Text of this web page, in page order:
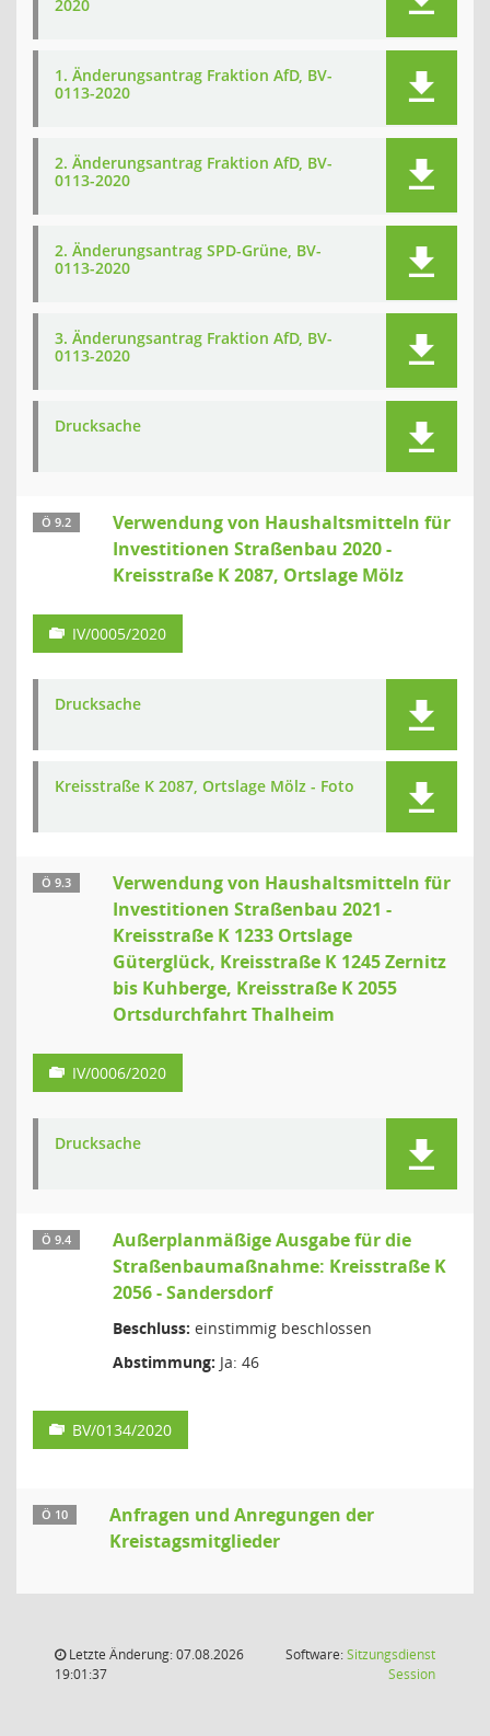
2020
1. Änderungsantrag Fraktion AfD, BV-
0113-2020
2. Änderungsantrag Fraktion AfD, BV-
0113-2020
2. Änderungsantrag SPD-Grüne, BV-
0113-2020
3. Änderungsantrag Fraktion AfD, BV-
0113-2020
Drucksache
Ö 9.2
Verwendung von Haushaltsmitteln für
Investitionen Straßenbau 2020 -
Kreisstraße K 2087, Ortslage Mölz
IV/0005/2020
Drucksache
Kreisstraße K 2087, Ortslage Mölz - Foto
Ö 9.3
Verwendung von Haushaltsmitteln für
Investitionen Straßenbau 2021 -
Kreisstraße K 1233 Ortslage
Güterglück, Kreisstraße K 1245 Zernitz
bis Kuhberge, Kreisstraße K 2055
Ortsdurchfahrt Thalheim
IV/0006/2020
Drucksache
Ö 9.4
Außerplanmäßige Ausgabe für die
Straßenbaumaßnahme: Kreisstraße K
2056 - Sandersdorf
Beschluss: einstimmig beschlossen
Abstimmung: Ja: 46
BV/0134/2020
Ö 10
Anfragen und Anregungen der
Kreistagsmitglieder
Letzte Änderung: 07.08.2026
19:01:37
Software:Sitzungsdienst
Session(Wird in